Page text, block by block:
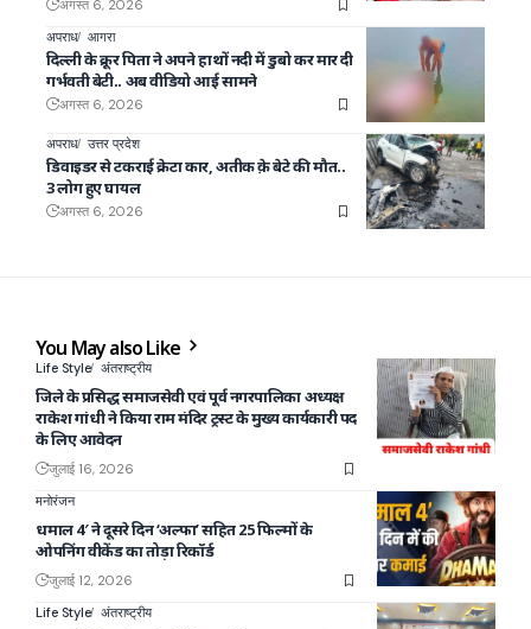
अगस्त 6, 2026
अपराध आगरा
दिल्ली के क्रूर पिता ने अपने हाथों नदी में डुबो कर मार दी
गर्भवती बेटी.. अब वीडियो आई सामने
अगस्त 6, 2026
अपराध उत्तर प्रदेश
डिवाइडर से टकराई क्रेटा कार, अतीक क़े बेटे की मौत..
3 लोग हुए घायल
अगस्त 6, 2026
You May also Like
Life Style अंतराष्ट्रीय
जिले के प्रसिद्ध समाजसेवी एवं पूर्व नगरपालिका अध्यक्ष
राकेश गांधी ने किया राम मंदिर ट्रस्ट के मुख्य कार्यकारी पद
के लिए आवेदन
जुलाई 16, 2026
मनोरंजन
धमाल 4′ ने दूसरे दिन ‘अल्फा’ सहित 25 फिल्मों के
ओपनिंग वीकेंड का तोड़ा रिकॉर्ड
जुलाई 12, 2026
Life Style अंतराष्ट्रीय